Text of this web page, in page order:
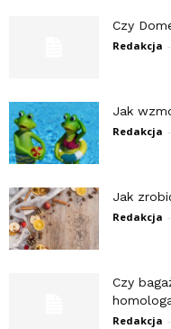
Czy
Redakcja -
Jak
Redakcja -
Jak
Redakcja -
Czy
Redakcja -